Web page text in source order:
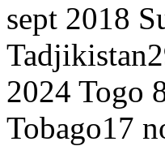
sept 2018
Tadjikistan
2024 Togo
Tobago17